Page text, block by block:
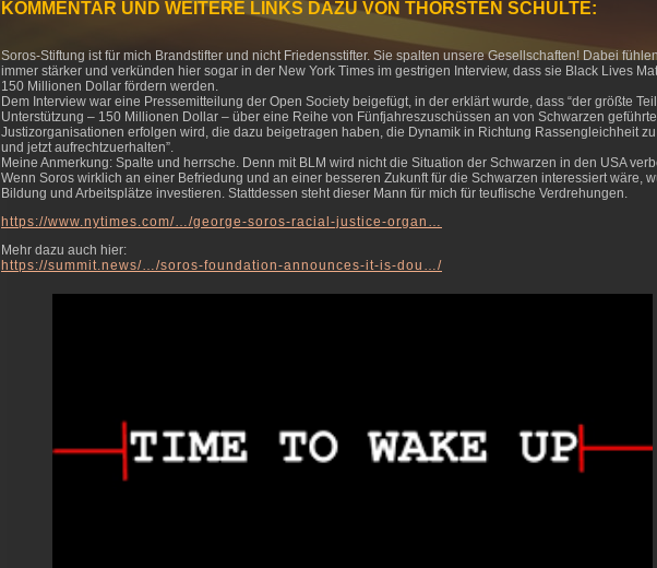
KOMMENTAR UND WEITERE LINKS DAZU VON THORSTEN SCHULTE:
Soros-Stiftung ist für mich Brandstifter und nicht Friedensstifter. Sie spalten unsere Gesellschaften! Dabei
immer stärker und verkünden hier sogar in der New York Times im gestrigen Interview, dass sie Black Lives
150 Millionen Dollar fördern werden.
Dem Interview war eine Pressemitteilung der Open Society beigefügt, in der erklärt wurde, dass “der größte
Unterstützung – 150 Millionen Dollar – über eine Reihe von Fünfjahreszuschüssen an von Schwarzen geführte
Justizorganisationen erfolgen wird, die dazu beigetragen haben, die Dynamik in Richtung Rassengleichheit
und jetzt aufrechtzuerhalten”.
Meine Anmerkung: Spalte und herrsche. Denn mit BLM wird nicht die Situation der Schwarzen in den USA
Wenn Soros wirklich an einer Befriedung und an einer besseren Zukunft für die Schwarzen interessiert wäre,
Bildung und Arbeitsplätze investieren. Stattdessen steht dieser Mann für mich für teuflische Verdrehungen.
https://www.nytimes.com/…/george-soros-racial-justice-organ…
Mehr dazu auch hier:
https://summit.news/…/soros-foundation-announces-it-is-dou…/